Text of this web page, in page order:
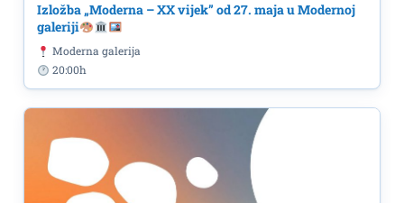
Izložba „Moderna – XX vijek” od 27. maja u Modernoj
galeriji
Moderna galerija
20:00h